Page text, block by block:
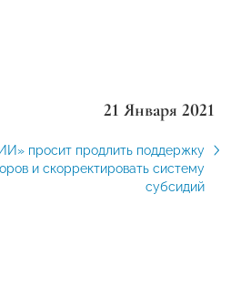
21 Января 2021
просит продлить поддержку
и скорректировать систему
субсидий